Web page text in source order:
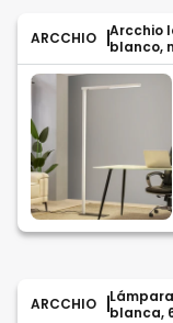
ARCCHIO
Arcchio
blanco,
ARCCHIO
blanca,